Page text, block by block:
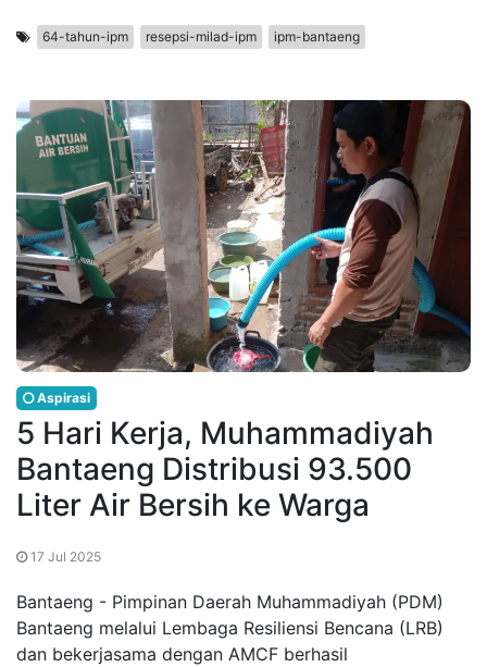
64-tahun-ipm resepsi-milad-ipm ipm-bantaeng
Aspirasi
5 Hari Kerja, Muhammadiyah
Bantaeng Distribusi 93.500
Liter Air Bersih ke Warga
17 Jul 2025
Bantaeng - Pimpinan Daerah Muhammadiyah (PDM)
Bantaeng melalui Lembaga Resiliensi Bencana (LRB)
dan bekerjasama dengan AMCF berhasil